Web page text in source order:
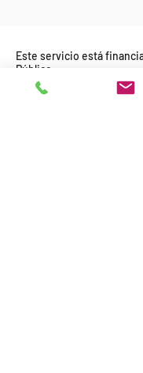
Este servicio está
Público